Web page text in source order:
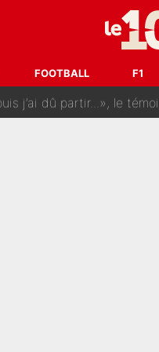
FOOTBALL F1
dans tous les sens sur le
Doué, le PSG a pris une
j’ai dû partir...», le